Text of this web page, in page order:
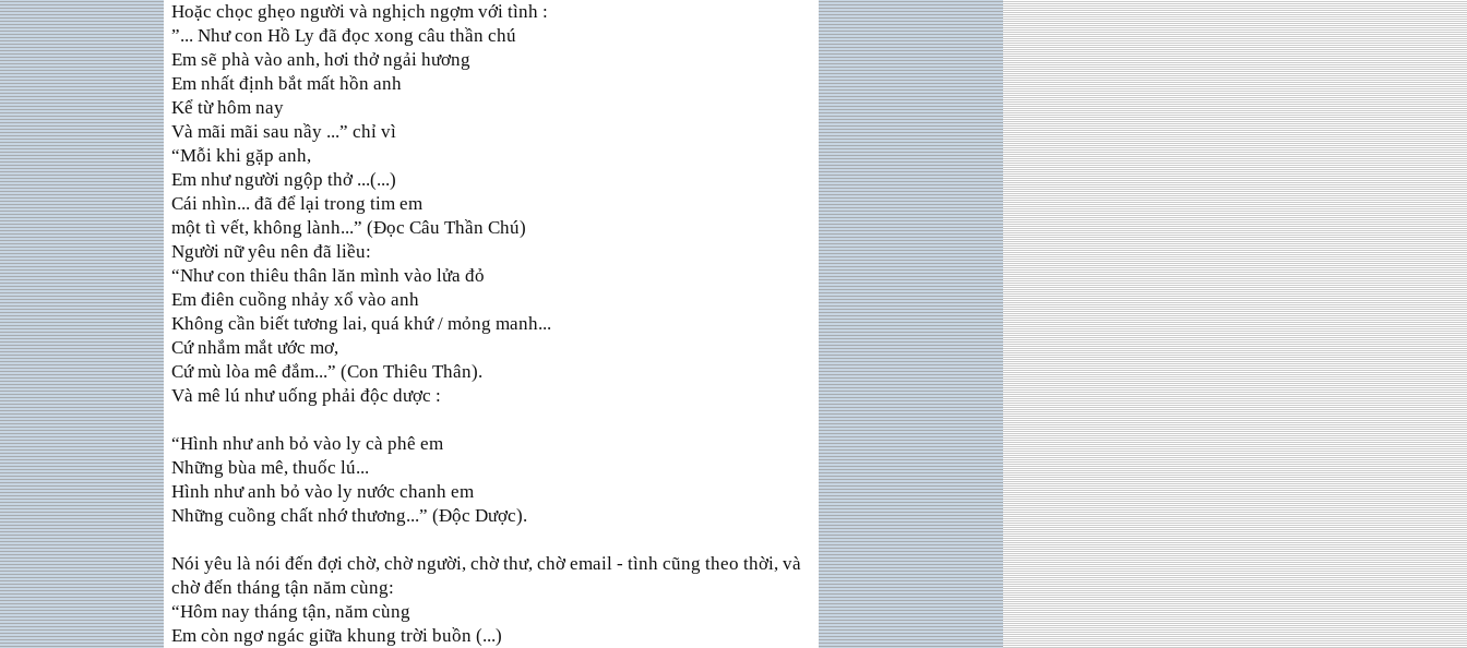
Hoặc chọc ghẹo người và nghịch ngợm với tình :
”... Như con Hồ Ly đã đọc xong câu thần chú
Em sẽ phà vào anh, hơi thở ngải hương
Em nhất định bắt mất hồn anh
Kể từ hôm nay
Và mãi mãi sau nầy ...” chỉ vì
“Mỗi khi gặp anh,
Em như người ngộp thở ...(...)
Cái nhìn... đã để lại trong tim em
một tì vết, không lành...” (Ðọc Câu Thần Chú)
Người nữ yêu nên đã liều:
“Như con thiêu thân lăn mình vào lửa đỏ
Em điên cuồng nhảy xổ vào anh
Không cần biết tương lai, quá khứ / mỏng manh...
Cứ nhắm mắt ước mơ,
Cứ mù lòa mê đắm...” (Con Thiêu Thân).
Và mê lú như uống phải độc dược :
“Hình như anh bỏ vào ly cà phê em
Những bùa mê, thuốc lú...
Hình như anh bỏ vào ly nước chanh em
Những cuồng chất nhớ thương...” (Ðộc Dược).
Nói yêu là nói đến đợi chờ, chờ người, chờ thư, chờ email - tình cũng theo thời, và
chờ đến tháng tận năm cùng:
“Hôm nay tháng tận, năm cùng
Em còn ngơ ngác giữa khung trời buồn (...)